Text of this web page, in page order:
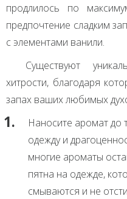
продлилось по
предпочтение сладким
с элементами ванили.
Существуют
хитрости, благодаря
запах ваших любимых
Наносите аромат до
одежду и
многие ароматы
пятна на одежде,
смываются и не